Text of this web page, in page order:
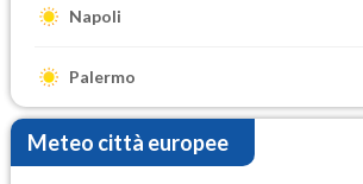
Napoli
Palermo
Meteo città europee